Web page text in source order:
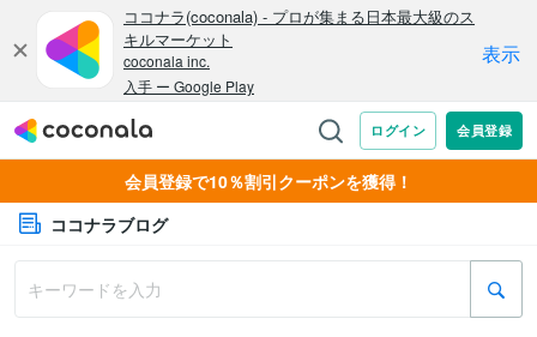
会員登録で10％割引クーポンを獲得！
ココナラブログ